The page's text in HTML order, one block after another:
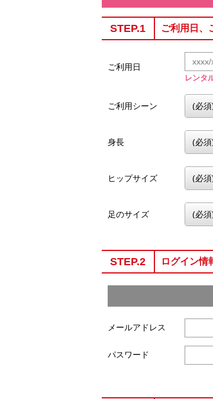
STEP.1 ご利用日、
ご利用日
レンタ
ご利用シーン
身長
ヒップサイズ
足のサイズ
STEP.2 ログイン情
メールアドレス
パスワード